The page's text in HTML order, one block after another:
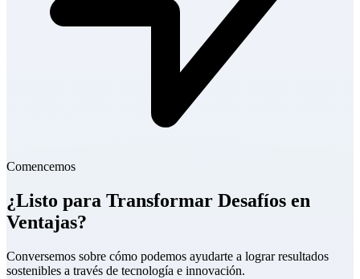
Comencemos
¿Listo para Transformar Desafíos en
Ventajas?
Conversemos sobre cómo podemos ayudarte a lograr resultados
sostenibles a través de tecnología e innovación.